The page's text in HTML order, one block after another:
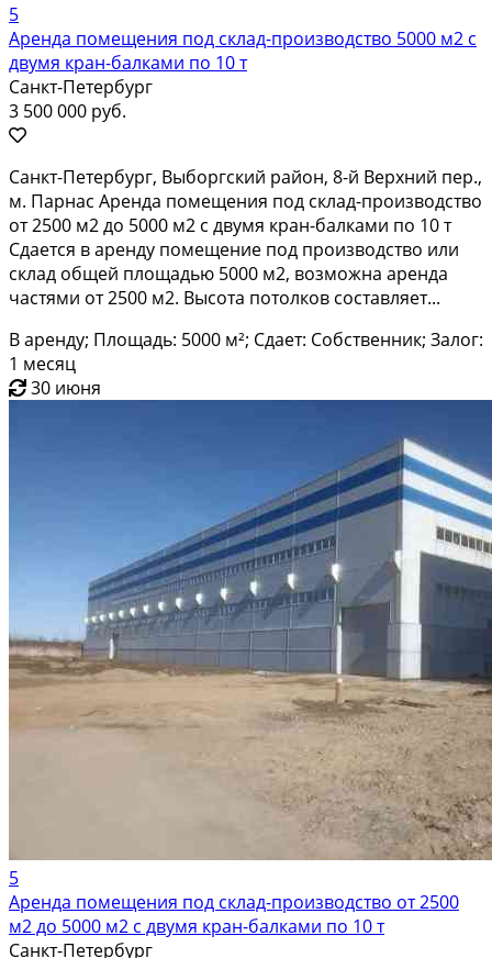
5
Аренда помещения под склад-производство 5000 м2 с
двумя кран-балками по 10 т
Санкт-Петербург
3 500 000 руб.
Санкт-Петербург, Выборгский район, 8-й Верхний пер.,
м. Парнас Аренда помещения под склад-производство
от 2500 м2 до 5000 м2 с двумя кран-балками по 10 т
Сдается в аренду помещение под производство или
склад общей площадью 5000 м2, возможна аренда
частями от 2500 м2. Высота потолков составляет...
В аренду; Площадь: 5000 м²; Сдает: Собственник; Залог:
1 месяц
30 июня
5
Аренда помещения под склад-производство от 2500
м2 до 5000 м2 с двумя кран-балками по 10 т
Санкт-Петербург